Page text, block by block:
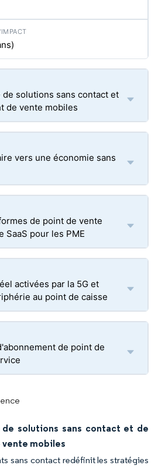
solutions sans contact et
de vente mobiles
vers une économie sans
de point de vente
SaaS pour les PME
activées par la 5G et
au point de caisse
de point de
de solutions sans contact et de
mobiles
sans contact redéfinit les stratégies